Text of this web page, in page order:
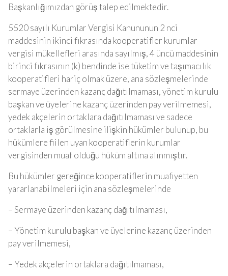
Başkanlığımızdan görüş talep edilmektedir.
5520 sayılı Kurumlar Vergisi Kanununun 2 nci
maddesinin ikinci fıkrasında kooperatifler kurumlar
vergisi mükellefleri arasında sayılmış, 4 üncü maddesinin
birinci fıkrasının (k) bendinde ise tüketim ve taşımacılık
kooperatifleri hariç olmak üzere, ana sözleşmelerinde
sermaye üzerinden kazanç dağıtılmaması, yönetim kurulu
başkan ve üyelerine kazanç üzerinden pay verilmemesi,
yedek akçelerin ortaklara dağıtılmaması ve sadece
ortaklarla iş görülmesine ilişkin hükümler bulunup, bu
hükümlere fiilen uyan kooperatiflerin kurumlar
vergisinden muaf olduğu hüküm altına alınmıştır.
Bu hükümler gereğince kooperatiflerin muafiyetten
yararlanabilmeleri için ana sözleşmelerinde
– Sermaye üzerinden kazanç dağıtılmaması,
– Yönetim kurulu başkan ve üyelerine kazanç üzerinden
pay verilmemesi,
– Yedek akçelerin ortaklara dağıtılmaması,